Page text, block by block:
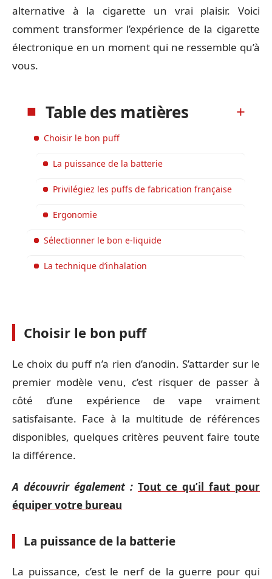
alternative à la cigarette un vrai plaisir. Voici
comment transformer l’expérience de la cigarette
électronique en un moment qui ne ressemble qu’à
vous.
Table des matières
Choisir le bon puff
La puissance de la batterie
Privilégiez les puffs de fabrication française
Ergonomie
Sélectionner le bon e-liquide
La technique d’inhalation
Choisir le bon puff
Le choix du puff n’a rien d’anodin. S’attarder sur le
premier modèle venu, c’est risquer de passer à
côté d’une expérience de vape vraiment
satisfaisante. Face à la multitude de références
disponibles, quelques critères peuvent faire toute
la différence.
A découvrir également : Tout ce qu’il faut pour
équiper votre bureau
La puissance de la batterie
La puissance, c’est le nerf de la guerre pour qui